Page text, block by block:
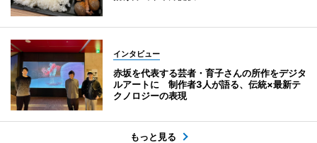
インタビュー
赤坂を代表する芸者・育子さんの所作をデジタ
ルアートに 制作者3人が語る、伝統×最新テ
クノロジーの表現
もっと見る